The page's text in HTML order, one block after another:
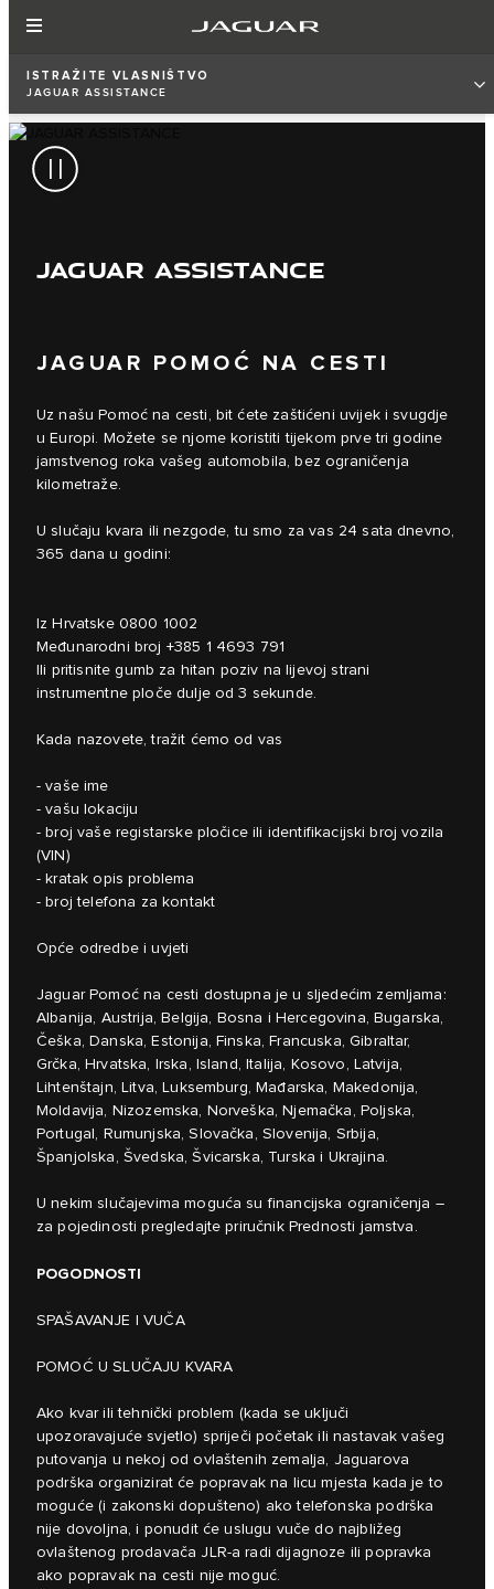
ISTRAŽITE VLASNIŠTVO
JAGUAR ASSISTANCE
JAGUAR ASSISTANCE
JAGUAR POMOĆ NA CESTI
Uz našu Pomoć na cesti, bit ćete zaštićeni uvijek i svugdje
u Europi. Možete se njome koristiti tijekom prve tri godine
jamstvenog roka vašeg automobila, bez ograničenja
kilometraže.
U slučaju kvara ili nezgode, tu smo za vas 24 sata dnevno,
365 dana u godini:
Iz Hrvatske 0800 1002
Međunarodni broj +385 1 4693 791
Ili pritisnite gumb za hitan poziv na lijevoj strani
instrumentne ploče dulje od 3 sekunde.
Kada nazovete, tražit ćemo od vas
- vaše ime
- vašu lokaciju
- broj vaše registarske pločice ili identifikacijski broj vozila
(VIN)
- kratak opis problema
- broj telefona za kontakt
Opće odredbe i uvjeti
Jaguar Pomoć na cesti dostupna je u sljedećim zemljama:
Albanija, Austrija, Belgija, Bosna i Hercegovina, Bugarska,
Češka, Danska, Estonija, Finska, Francuska, Gibraltar,
Grčka, Hrvatska, Irska, Island, Italija, Kosovo, Latvija,
Lihtenštajn, Litva, Luksemburg, Mađarska, Makedonija,
Moldavija, Nizozemska, Norveška, Njemačka, Poljska,
Portugal, Rumunjska, Slovačka, Slovenija, Srbija,
Španjolska, Švedska, Švicarska, Turska i Ukrajina.
U nekim slučajevima moguća su financijska ograničenja –
za pojedinosti pregledajte priručnik Prednosti jamstva.
POGODNOSTI
SPAŠAVANJE I VUČA
POMOĆ U SLUČAJU KVARA
Ako kvar ili tehnički problem (kada se uključi
upozoravajuće svjetlo) spriječi početak ili nastavak vašeg
putovanja u nekoj od ovlaštenih zemalja, Jaguarova
podrška organizirat će popravak na licu mjesta kada je to
moguće (i zakonski dopušteno) ako telefonska podrška
nije dovoljna, i ponudit će uslugu vuče do najbližeg
ovlaštenog prodavača JLR-a radi dijagnoze ili popravka
ako popravak na cesti nije moguć.